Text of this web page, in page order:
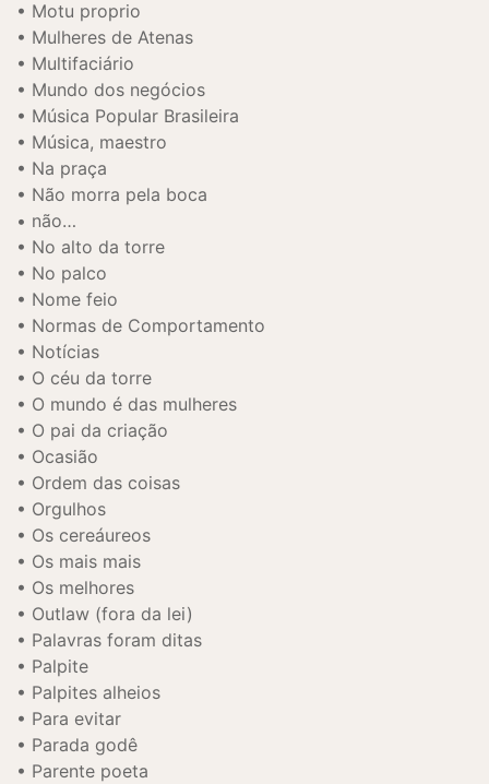
Motu proprio
Mulheres de Atenas
Multifaciário
Mundo dos negócios
Música Popular Brasileira
Música, maestro
Na praça
Não morra pela boca
não…
No alto da torre
No palco
Nome feio
Normas de Comportamento
Notícias
O céu da torre
O mundo é das mulheres
O pai da criação
Ocasião
Ordem das coisas
Orgulhos
Os cereáureos
Os mais mais
Os melhores
Outlaw (fora da lei)
Palavras foram ditas
Palpite
Palpites alheios
Para evitar
Parada godê
Parente poeta